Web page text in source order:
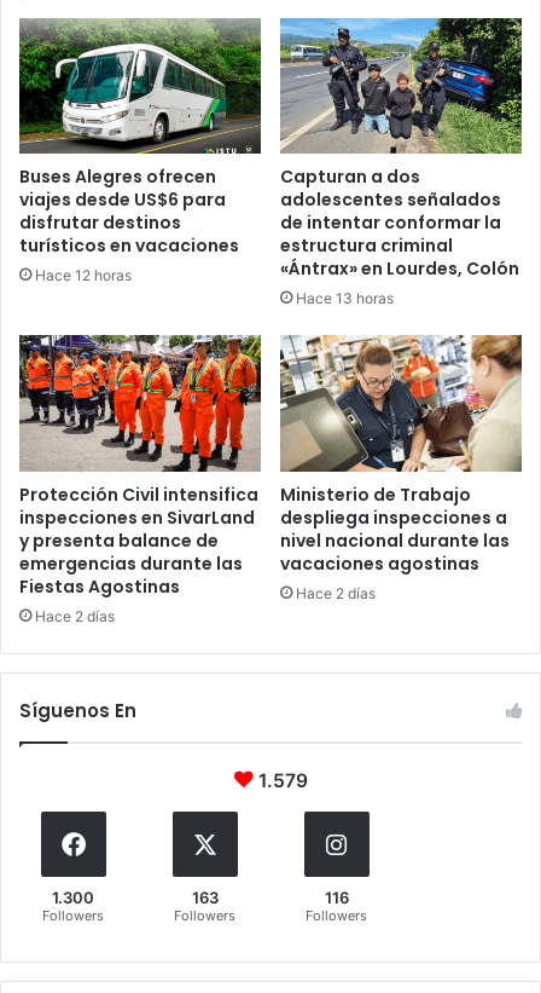
Buses Alegres ofrecen
viajes desde US$6 para
disfrutar destinos
turísticos en vacaciones
Hace 12 horas
Capturan a dos
adolescentes señalados
de intentar conformar la
estructura criminal
«Ántrax» en Lourdes, Colón
Hace 13 horas
Protección Civil intensifica
inspecciones en SivarLand
y presenta balance de
emergencias durante las
Fiestas Agostinas
Hace 2 días
Ministerio de Trabajo
despliega inspecciones a
nivel nacional durante las
vacaciones agostinas
Hace 2 días
Síguenos En
1.579
1.300
Followers
163
Followers
116
Followers